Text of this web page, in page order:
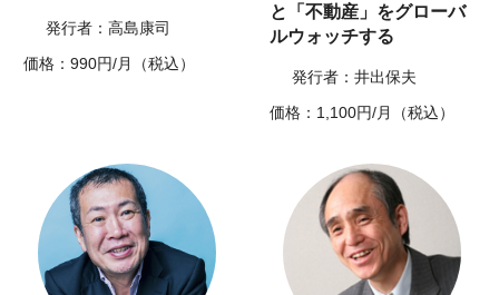
発行者：高島康司
価格：990円/月（税込）
と「不動産」をグローバ
ルウォッチする
発行者：井出保夫
価格：1,100円/月（税込）